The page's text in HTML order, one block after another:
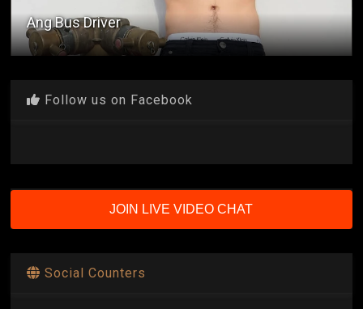
Ang Bus Driver
Follow us on Facebook
JOIN LIVE VIDEO CHAT
Social Counters